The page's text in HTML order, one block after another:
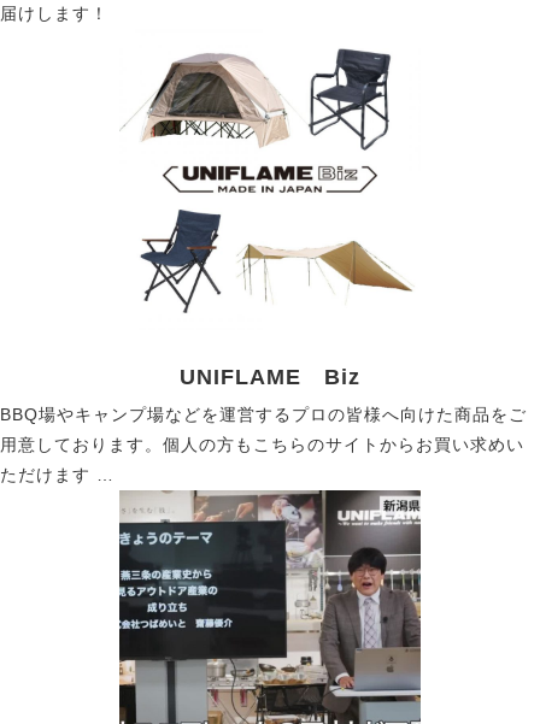
届けします！
UNIFLAME Biz
BBQ場やキャンプ場などを運営するプロの皆様へ向けた商品をご
用意しております。個人の方もこちらのサイトからお買い求めい
ただけます …